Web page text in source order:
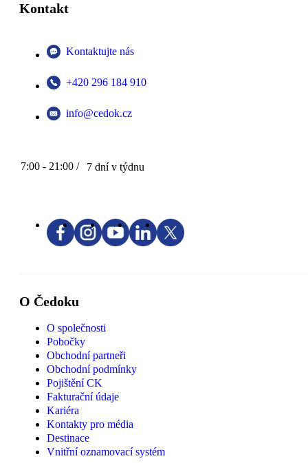
Kontakt
Kontaktujte nás
+420 296 184 910
info@cedok.cz
7:00 - 21:00 / 7 dní v týdnu
O Čedoku
O společnosti
Pobočky
Obchodní partneři
Obchodní podmínky
Pojištění CK
Fakturační údaje
Kariéra
Kontakty pro média
Destinace
Vnitřní oznamovací systém